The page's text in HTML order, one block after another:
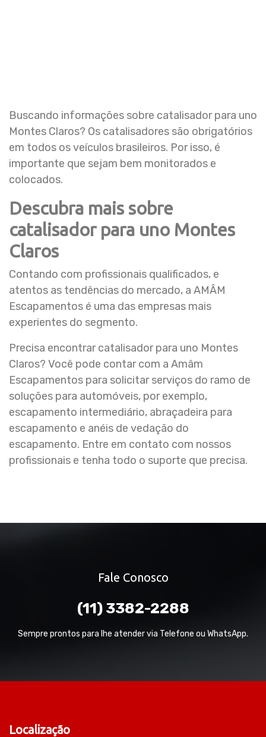
Buscando informações sobre catalisador para uno
Montes Claros? Os catalisadores são obrigatórios
em todos os veículos brasileiros. Por isso, é
importante que sejam bem monitorados e
colocados.
Descubra mais sobre
catalisador para uno Montes
Claros
Contando com profissionais qualificados, e
atentos as tendências do mercado, a AMÂM
Escapamentos é uma das empresas mais
experientes do segmento.
Precisa encontrar catalisador para uno Montes
Claros? Você pode contar com a Amâm
Escapamentos para solicitar serviços do ramo de
soluções para automóveis, por exemplo,
escapamento intermediário, abraçadeira para
escapamento e anéis de vedação do
escapamento. Entre em contato com nossos
profissionais e tenha todo o suporte que precisa.
Fale Conosco
(11) 3382-2288
Sempre prontos para lhe atender via Telefone ou WhatsApp.
Localização